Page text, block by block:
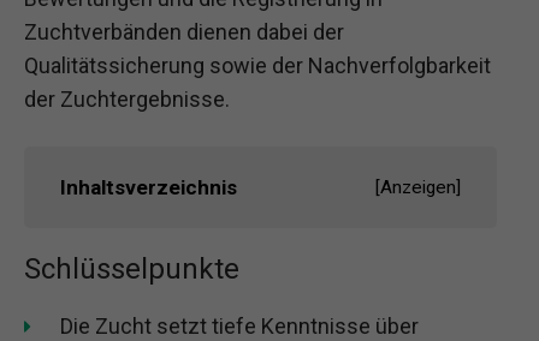
Zuchtverbänden dienen dabei der
Qualitätssicherung sowie der Nachverfolgbarkeit
der Zuchtergebnisse.
Inhaltsverzeichnis Anzeigen
Schlüsselpunkte
Die Zucht setzt tiefe Kenntnisse über